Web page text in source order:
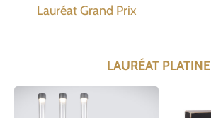
Lauréat Grand Prix
LAURÉAT PLATINE